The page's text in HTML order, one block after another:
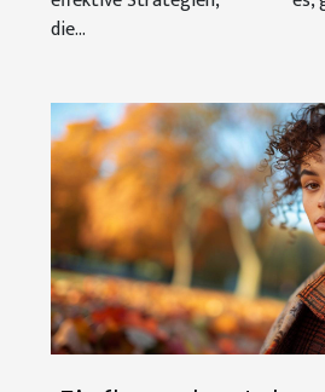
die...